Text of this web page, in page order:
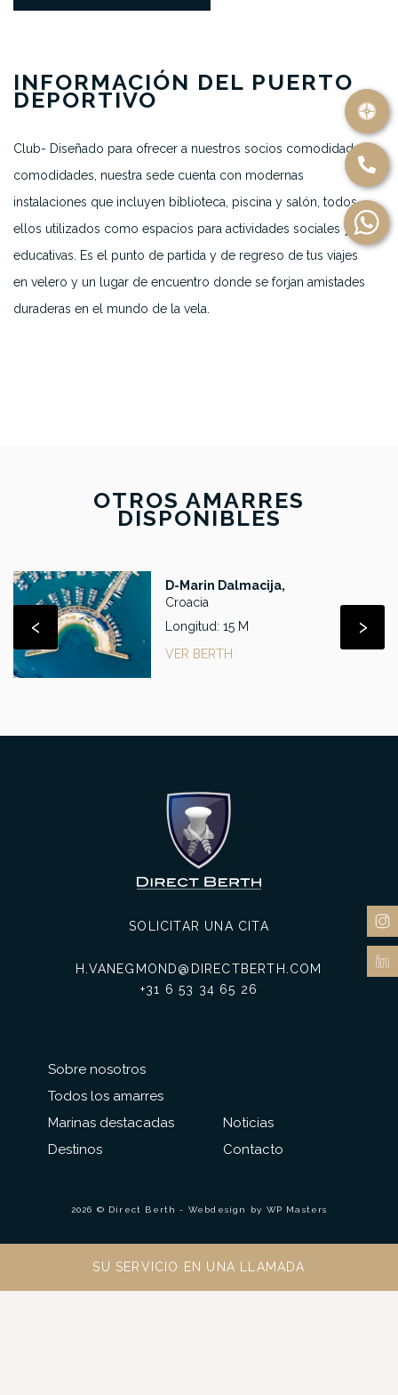
INFORMACIÓN DEL PUERTO
DEPORTIVO
Club- Diseñado para ofrecer a nuestros socios comodidad y
comodidades, nuestra sede cuenta con modernas
instalaciones que incluyen biblioteca, piscina y salón, todos
ellos utilizados como espacios para actividades sociales y
educativas. Es el punto de partida y de regreso de tus viajes
en velero y un lugar de encuentro donde se forjan amistades
duraderas en el mundo de la vela.
OTROS AMARRES
DISPONIBLES
D-Marin Dalmacija,
Croacia
Longitud: 15 M
VER BERTH
‹ ›
Sobre nosotros
Todos los amarres
Marinas destacadas
Destinos
SOLICITAR UNA CITA
H.VANEGMOND@DIRECTBERTH.COM
+31 6 53 34 65 26
Noticias
Contacto
2026 © Direct Berth - Webdesign by WP Masters
SU SERVICIO EN UNA LLAMADA